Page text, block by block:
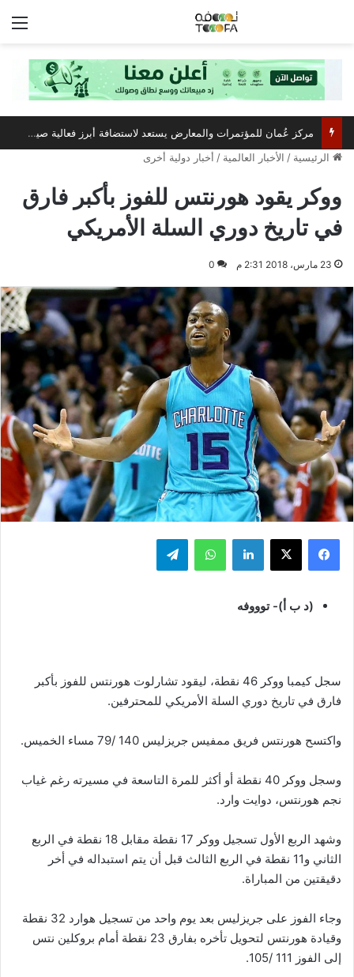
مركز عُمان للمؤتمرات والمعارض يستعد لاستضافة أبرز فعالية صيفية رياضية وترفيهية
الرئيسية / الأخبار العالمية / أخبار دولية أخرى
ووكر يقود هورنتس للفوز بأكبر فارق
في تاريخ دوري السلة الأمريكي
23 مارس، 2018 2:31 م 0
فيسبوك ‫X لينكدإن واتساب تيلقرام
(د ب أ)- توووفه
سجل كيمبا ووكر 46 نقطة، ليقود تشارلوت هورنتس للفوز بأكبر
فارق في تاريخ دوري السلة الأمريكي للمحترفين.
واكتسح هورنتس فريق ممفيس جريزليس 140 /79 مساء الخميس.
وسجل ووكر 40 نقطة أو أكثر للمرة التاسعة في مسيرته رغم غياب
نجم هورنتس، دوايت وارد.
وشهد الربع الأول تسجيل ووكر 17 نقطة مقابل 18 نقطة في الربع
الثاني و11 نقطة في الربع الثالث قبل أن يتم استبداله في أخر
دقيقتين من المباراة.
وجاء الفوز على جريزليس بعد يوم واحد من تسجيل هوارد 32 نقطة
وقيادة هورنتس لتحويل تأخره بفارق 23 نقطة أمام بروكلين نتس
إلى الفوز 111 /105.